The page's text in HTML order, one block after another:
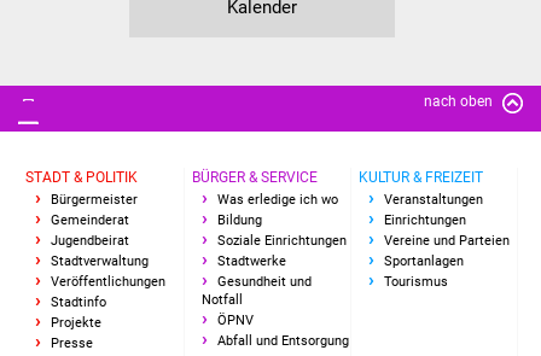
Sportanlagen
Erlebnisregion
Industriekultur
Kalender
nach oben
STADT & POLITIK
Bürgermeister
Gemeinderat
Jugendbeirat
Stadtverwaltung
Veröffentlichungen
Stadtinfo
Projekte
Presse
BÜRGER & SERVICE
Was erledige ich wo
Bildung
Soziale Einrichtungen
Stadtwerke
Gesundheit und
Notfall
ÖPNV
Abfall und Entsorgung
KULTUR & FREIZEIT
Veranstaltungen
Einrichtungen
Vereine und Parteien
Sportanlagen
Tourismus